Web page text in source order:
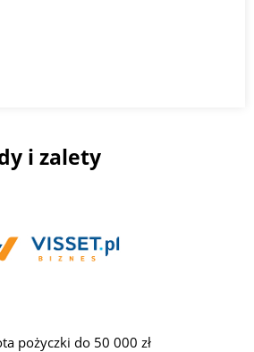
i zalety
pożyczki do 50 000 zł